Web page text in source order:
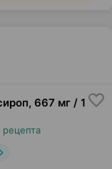
, 667 мг / 1
рецепта